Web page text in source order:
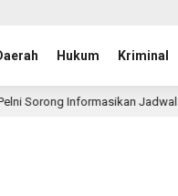
Hukum Kriminal
Jadwal Terbaru Kapal